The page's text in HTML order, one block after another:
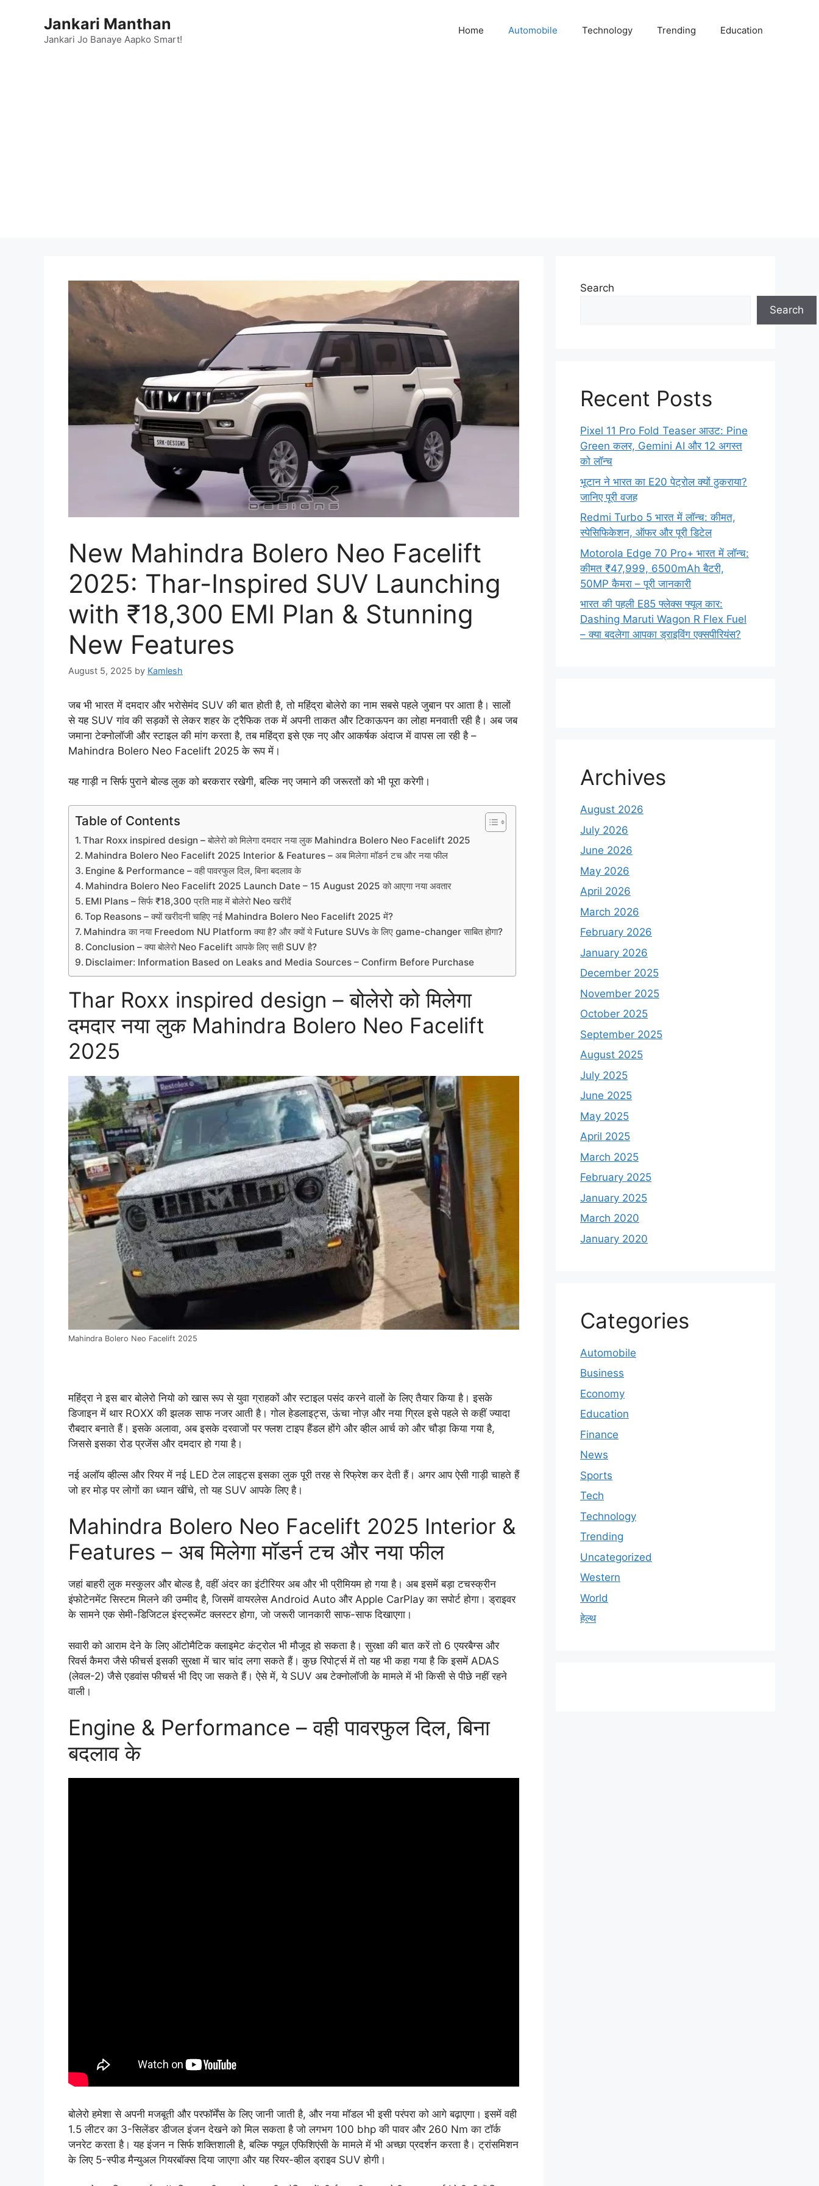
Jankari Manthan
Jankari Jo Banaye Aapko Smart!
Home Automobile Technology Trending Education
New Mahindra Bolero Neo Facelift
2025: Thar-Inspired SUV Launching
with ₹18,300 EMI Plan & Stunning
New Features
August 5, 2025 by Kamlesh
जब भी भारत में दमदार और भरोसेमंद SUV की बात होती है, तो महिंद्रा बोलेरो का नाम सबसे पहले जुबान पर आता है। सालों
से यह SUV गांव की सड़कों से लेकर शहर के ट्रैफिक तक में अपनी ताकत और टिकाऊपन का लोहा मनवाती रही है। अब जब
जमाना टेक्नोलॉजी और स्टाइल की मांग करता है, तब महिंद्रा इसे एक नए और आकर्षक अंदाज में वापस ला रही है –
Mahindra Bolero Neo Facelift 2025 के रूप में।
यह गाड़ी न सिर्फ पुराने बोल्ड लुक को बरकरार रखेगी, बल्कि नए जमाने की जरूरतों को भी पूरा करेगी।
Table of Contents
Thar Roxx inspired design – बोलेरो को मिलेगा दमदार नया लुक Mahindra Bolero Neo Facelift 2025
Mahindra Bolero Neo Facelift 2025 Interior & Features – अब मिलेगा मॉडर्न टच और नया फील
Engine & Performance – वही पावरफुल दिल, बिना बदलाव के
Mahindra Bolero Neo Facelift 2025 Launch Date – 15 August 2025 को आएगा नया अवतार
EMI Plans – सिर्फ ₹18,300 प्रति माह में बोलेरो Neo खरीदें
Top Reasons – क्यों खरीदनी चाहिए नई Mahindra Bolero Neo Facelift 2025 में?
Mahindra का नया Freedom NU Platform क्या है? और क्यों ये Future SUVs के लिए game-changer साबित होगा?
Conclusion – क्या बोलेरो Neo Facelift आपके लिए सही SUV है?
Disclaimer: Information Based on Leaks and Media Sources – Confirm Before Purchase
Thar Roxx inspired design – बोलेरो को मिलेगा
दमदार नया लुक Mahindra Bolero Neo Facelift
2025
Mahindra Bolero Neo Facelift 2025
महिंद्रा ने इस बार बोलेरो नियो को खास रूप से युवा ग्राहकों और स्टाइल पसंद करने वालों के लिए तैयार किया है। इसके
डिजाइन में थार ROXX की झलक साफ नजर आती है। गोल हेडलाइट्स, ऊंचा नोज़ और नया ग्रिल इसे पहले से कहीं ज्यादा
रौबदार बनाते हैं। इसके अलावा, अब इसके दरवाजों पर फ्लश टाइप हैंडल होंगे और व्हील आर्च को और चौड़ा किया गया है,
जिससे इसका रोड प्रजेंस और दमदार हो गया है।
नई अलॉय व्हील्स और रियर में नई LED टेल लाइट्स इसका लुक पूरी तरह से रिफ्रेश कर देती हैं। अगर आप ऐसी गाड़ी चाहते हैं
जो हर मोड़ पर लोगों का ध्यान खींचे, तो यह SUV आपके लिए है।
Mahindra Bolero Neo Facelift 2025 Interior &
Features – अब मिलेगा मॉडर्न टच और नया फील
जहां बाहरी लुक मस्कुलर और बोल्ड है, वहीं अंदर का इंटीरियर अब और भी प्रीमियम हो गया है। अब इसमें बड़ा टचस्क्रीन
इंफोटेनमेंट सिस्टम मिलने की उम्मीद है, जिसमें वायरलेस Android Auto और Apple CarPlay का सपोर्ट होगा। ड्राइवर
के सामने एक सेमी-डिजिटल इंस्ट्रूमेंट क्लस्टर होगा, जो जरूरी जानकारी साफ-साफ दिखाएगा।
सवारी को आराम देने के लिए ऑटोमैटिक क्लाइमेट कंट्रोल भी मौजूद हो सकता है। सुरक्षा की बात करें तो 6 एयरबैग्स और
रिवर्स कैमरा जैसे फीचर्स इसकी सुरक्षा में चार चांद लगा सकते हैं। कुछ रिपोर्ट्स में तो यह भी कहा गया है कि इसमें ADAS
(लेवल-2) जैसे एडवांस फीचर्स भी दिए जा सकते हैं। ऐसे में, ये SUV अब टेक्नोलॉजी के मामले में भी किसी से पीछे नहीं रहने
वाली।
Engine & Performance – वही पावरफुल दिल, बिना
बदलाव के
बोलेरो हमेशा से अपनी मजबूती और परफॉर्मेंस के लिए जानी जाती है, और नया मॉडल भी इसी परंपरा को आगे बढ़ाएगा। इसमें वही
1.5 लीटर का 3-सिलेंडर डीजल इंजन देखने को मिल सकता है जो लगभग 100 bhp की पावर और 260 Nm का टॉर्क
जनरेट करता है। यह इंजन न सिर्फ शक्तिशाली है, बल्कि फ्यूल एफिशिएंसी के मामले में भी अच्छा प्रदर्शन करता है। ट्रांसमिशन
के लिए 5-स्पीड मैन्युअल गियरबॉक्स दिया जाएगा और यह रियर-व्हील ड्राइव SUV होगी।
Search
Search
Recent Posts
Pixel 11 Pro Fold Teaser आउट: Pine
Green कलर, Gemini AI और 12 अगस्त
को लॉन्च
भूटान ने भारत का E20 पेट्रोल क्यों ठुकराया?
जानिए पूरी वजह
Redmi Turbo 5 भारत में लॉन्च: कीमत,
स्पेसिफिकेशन, ऑफर और पूरी डिटेल
Motorola Edge 70 Pro+ भारत में लॉन्च:
कीमत ₹47,999, 6500mAh बैटरी,
50MP कैमरा – पूरी जानकारी
भारत की पहली E85 फ्लेक्स फ्यूल कार:
Dashing Maruti Wagon R Flex Fuel
– क्या बदलेगा आपका ड्राइविंग एक्सपीरियंस?
Archives
August 2026
July 2026
June 2026
May 2026
April 2026
March 2026
February 2026
January 2026
December 2025
November 2025
October 2025
September 2025
August 2025
July 2025
June 2025
May 2025
April 2025
March 2025
February 2025
January 2025
March 2020
January 2020
Categories
Automobile
Business
Economy
Education
Finance
News
Sports
Tech
Technology
Trending
Uncategorized
Western
World
हेल्थ